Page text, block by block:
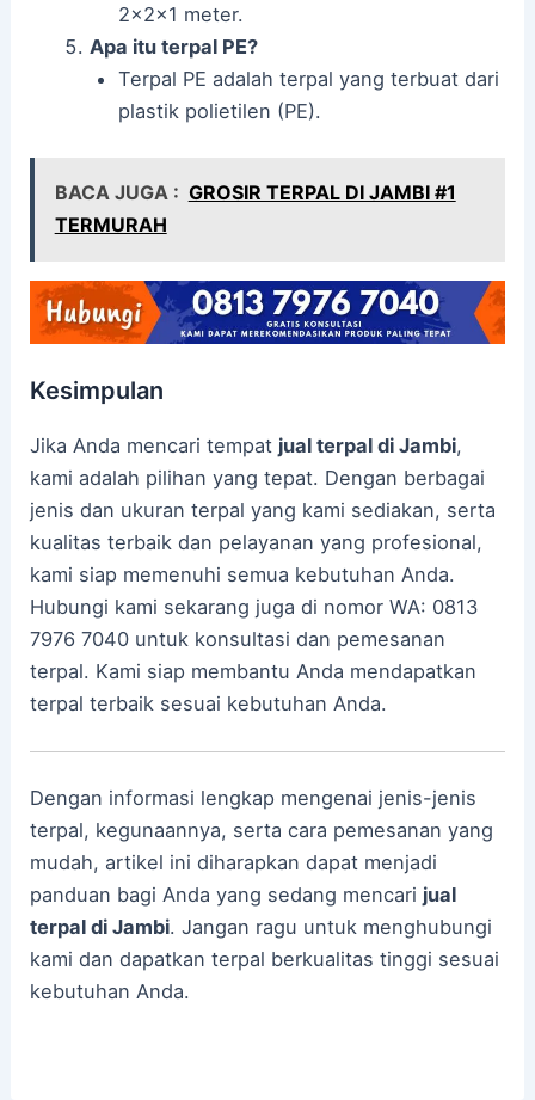
2x2x1 meter.
Apa itu terpal PE?
Terpal PE adalah terpal yang terbuat dari
plastik polietilen (PE).
BACA JUGA : GROSIR TERPAL DI JAMBI #1
TERMURAH
Kesimpulan
Jika Anda mencari tempat jual terpal di Jambi,
kami adalah pilihan yang tepat. Dengan berbagai
jenis dan ukuran terpal yang kami sediakan, serta
kualitas terbaik dan pelayanan yang profesional,
kami siap memenuhi semua kebutuhan Anda.
Hubungi kami sekarang juga di nomor WA: 0813
7976 7040 untuk konsultasi dan pemesanan
terpal. Kami siap membantu Anda mendapatkan
terpal terbaik sesuai kebutuhan Anda.
Dengan informasi lengkap mengenai jenis-jenis
terpal, kegunaannya, serta cara pemesanan yang
mudah, artikel ini diharapkan dapat menjadi
panduan bagi Anda yang sedang mencari jual
terpal di Jambi. Jangan ragu untuk menghubungi
kami dan dapatkan terpal berkualitas tinggi sesuai
kebutuhan Anda.